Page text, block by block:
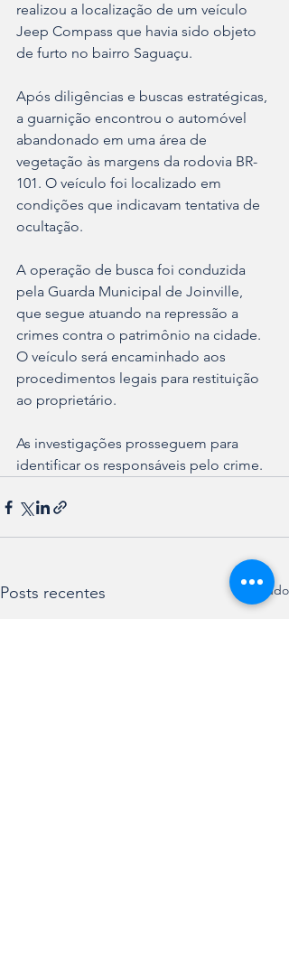
realizou a localização de um veículo
Jeep Compass que havia sido objeto
de furto no bairro Saguaçu.
Após diligências e buscas estratégicas,
a guarnição encontrou o automóvel
abandonado em uma área de
vegetação às margens da rodovia BR-
101. O veículo foi localizado em
condições que indicavam tentativa de
ocultação.
A operação de busca foi conduzida
pela Guarda Municipal de Joinville,
que segue atuando na repressão a
crimes contra o patrimônio na cidade.
O veículo será encaminhado aos
procedimentos legais para restituição
ao proprietário.
As investigações prosseguem para
identificar os responsáveis pelo crime.
Posts recentes Ver tudo